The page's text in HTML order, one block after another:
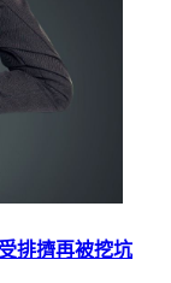
排擠再被挖坑